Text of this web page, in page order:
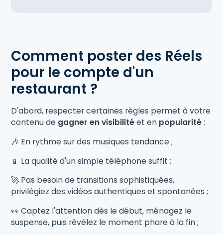
Comment poster des Réels
pour le compte d'un
restaurant ?
D'abord, respecter certaines règles permet à votre
contenu de gagner en visibilitéet en popularité:
🎶 En rythme sur des musiques tendance ;
📱 La qualité d'un simple téléphone suffit ;
🚀 Pas besoin de transitions sophistiquées,
privilégiez des vidéos authentiques et spontanées ;
👀 Captez l'attention dès le début, ménagez le
suspense, puis révélez le moment phare à la fin ;